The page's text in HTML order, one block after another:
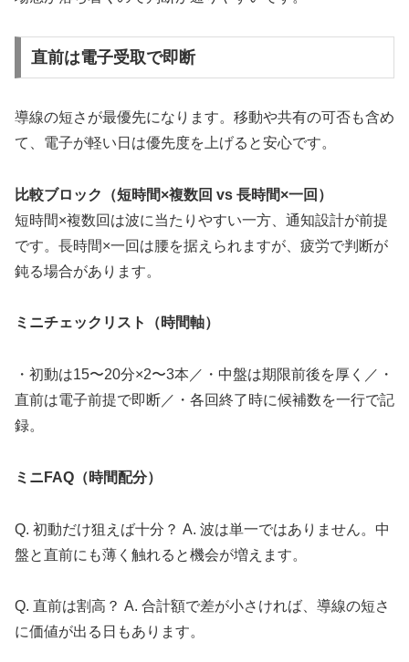
直前は電子受取で即断
導線の短さが最優先になります。移動や共有の可否も含め
て、電子が軽い日は優先度を上げると安心です。
比較ブロック（短時間×複数回 vs 長時間×一回）
短時間×複数回は波に当たりやすい一方、通知設計が前提
です。長時間×一回は腰を据えられますが、疲労で判断が
鈍る場合があります。
ミニチェックリスト（時間軸）
・初動は15〜20分×2〜3本／・中盤は期限前後を厚く／・
直前は電子前提で即断／・各回終了時に候補数を一行で記
録。
ミニFAQ（時間配分）
Q. 初動だけ狙えば十分？ A. 波は単一ではありません。中
盤と直前にも薄く触れると機会が増えます。
Q. 直前は割高？ A. 合計額で差が小さければ、導線の短さ
に価値が出る日もあります。